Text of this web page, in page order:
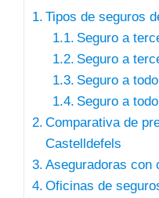
Tipos de seguros
Seguro a
Seguro a
Seguro a
Seguro a
Comparativa de
Castelldefels
Aseguradoras con
Oficinas de